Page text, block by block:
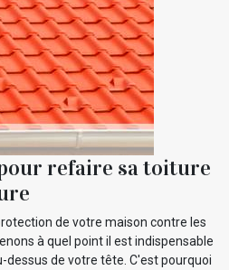
refaire sa toiture
de votre maison contre les
à quel point il est indispensable
dessus de votre tête. C'est pourquoi